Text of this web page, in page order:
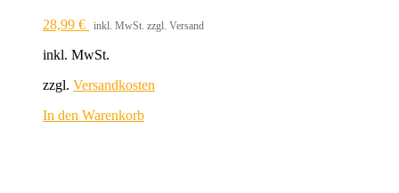
28,99 € inkl. MwSt. zzgl. Versand
inkl. MwSt.
zzgl. Versandkosten
In den Warenkorb